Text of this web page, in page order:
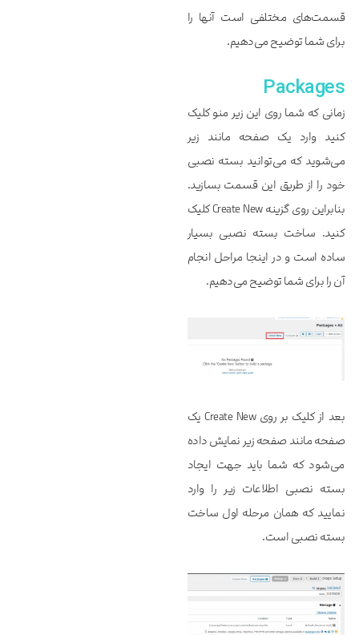
قسمت‌های مختلفی است آنها را
برای شما توضیح می‌دهیم.
Packages
زمانی که شما روی این زیر منو کلیک
کنید وارد یک صفحه مانند زیر
می‌شوید که می‌توانید بسته نصبی
خود را از طریق این قسمت بسازید.
بنابراین روی گزینه Create New کلیک
کنید. ساخت بسته نصبی بسیار
ساده است و در اینجا مراحل انجام
آن را برای شما توضیح می‌دهیم.
بعد از کلیک بر روی Create New یک
صفحه مانند صفحه زیر نمایش داده
می‌شود که شما باید جهت ایجاد
بسته نصبی اطلاعات زیر را وارد
نمایید که همان مرحله اول ساخت
بسته نصبی است.